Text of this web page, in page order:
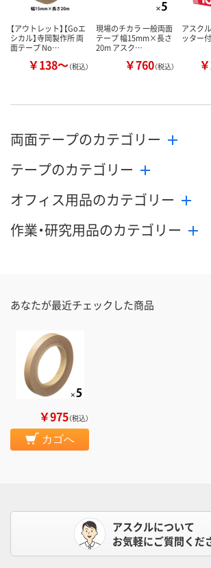
【アウトレット】【Goエ
シカル】寺岡製作所 両
面テープ No…
￥138～（税込）
現場のチカラ 一般両面
テープ 幅15mm×長さ
20m アスク…
￥760（税込）
アスク
ッター付
両面テープのカテゴリー
テープのカテゴリー
オフィス用品のカテゴリー
作業・研究用品のカテゴリー
あなたが最近チェックした商品
￥975（税込）
カゴへ
アスクルについて
お気軽にご質問くだ